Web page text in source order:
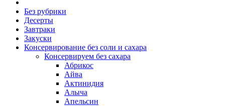
Без рубрики
Десерты
Завтраки
Закуски
Консервирование без соли и сахара
Консервируем без сахара
Абрикос
Айва
Актинидия
Алыча
Апельсин